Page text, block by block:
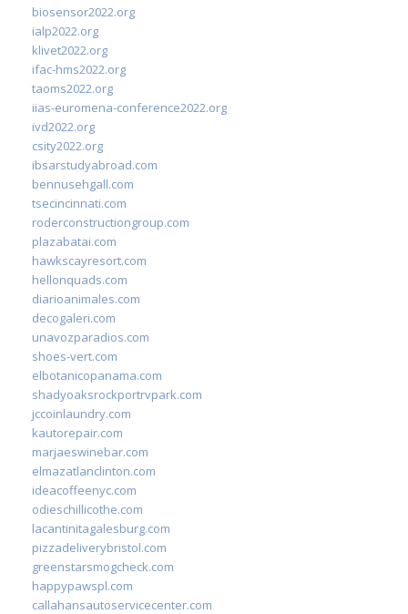
biosensor2022.org
ialp2022.org
klivet2022.org
ifac-hms2022.org
taoms2022.org
iias-euromena-conference2022.org
ivd2022.org
csity2022.org
ibsarstudyabroad.com
bennusehgall.com
tsecincinnati.com
roderconstructiongroup.com
plazabatai.com
hawkscayresort.com
hellonquads.com
diarioanimales.com
decogaleri.com
unavozparadios.com
shoes-vert.com
elbotanicopanama.com
shadyoaksrockportrvpark.com
jccoinlaundry.com
kautorepair.com
marjaeswinebar.com
elmazatlanclinton.com
ideacoffeenyc.com
odieschillicothe.com
lacantinitagalesburg.com
pizzadeliverybristol.com
greenstarsmogcheck.com
happypawspl.com
callahansautoservicecenter.com